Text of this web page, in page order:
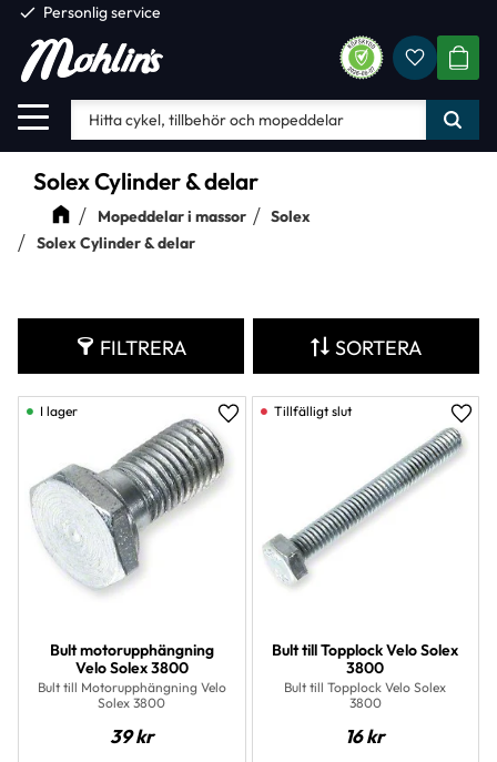
Meny
check Personlig service
Solex Cylinder & delar
Mopeddelar i massor
Solex
Solex Cylinder & delar
FILTRERA SORTERA
Bult motorupphängning
Velo Solex 3800
Bult till Motorupphängning Velo
Solex 3800
39kr
Lägg till i favoriter
I lager
Bult till Topplock Velo Solex
3800
Bult till Topplock Velo Solex
3800
16kr